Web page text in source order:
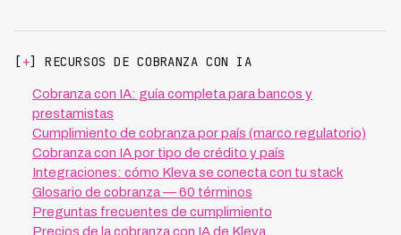
[ +] RECURSOS DE COBRANZA CON IA
Cobranza con IA: guía completa para bancos y
prestamistas
Cumplimiento de cobranza por país (marco regulatorio)
Cobranza con IA por tipo de crédito y país
Integraciones: cómo Kleva se conecta con tu stack
Glosario de cobranza — 60 términos
Preguntas frecuentes de cumplimiento
Precios de la cobranza con IA de Kleva